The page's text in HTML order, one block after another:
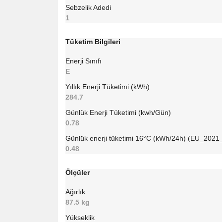
Sebzelik Adedi
1
Tüketim Bilgileri
Enerji Sınıfı
E
Yıllık Enerji Tüketimi (kWh)
284.7
Günlük Enerji Tüketimi (kwh/Gün)
0.78
Günlük enerji tüketimi 16°C (kWh/24h)
0.48
Ölçüler
Ağırlık
87.5 kg
Yükseklik